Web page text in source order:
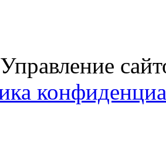
Управление